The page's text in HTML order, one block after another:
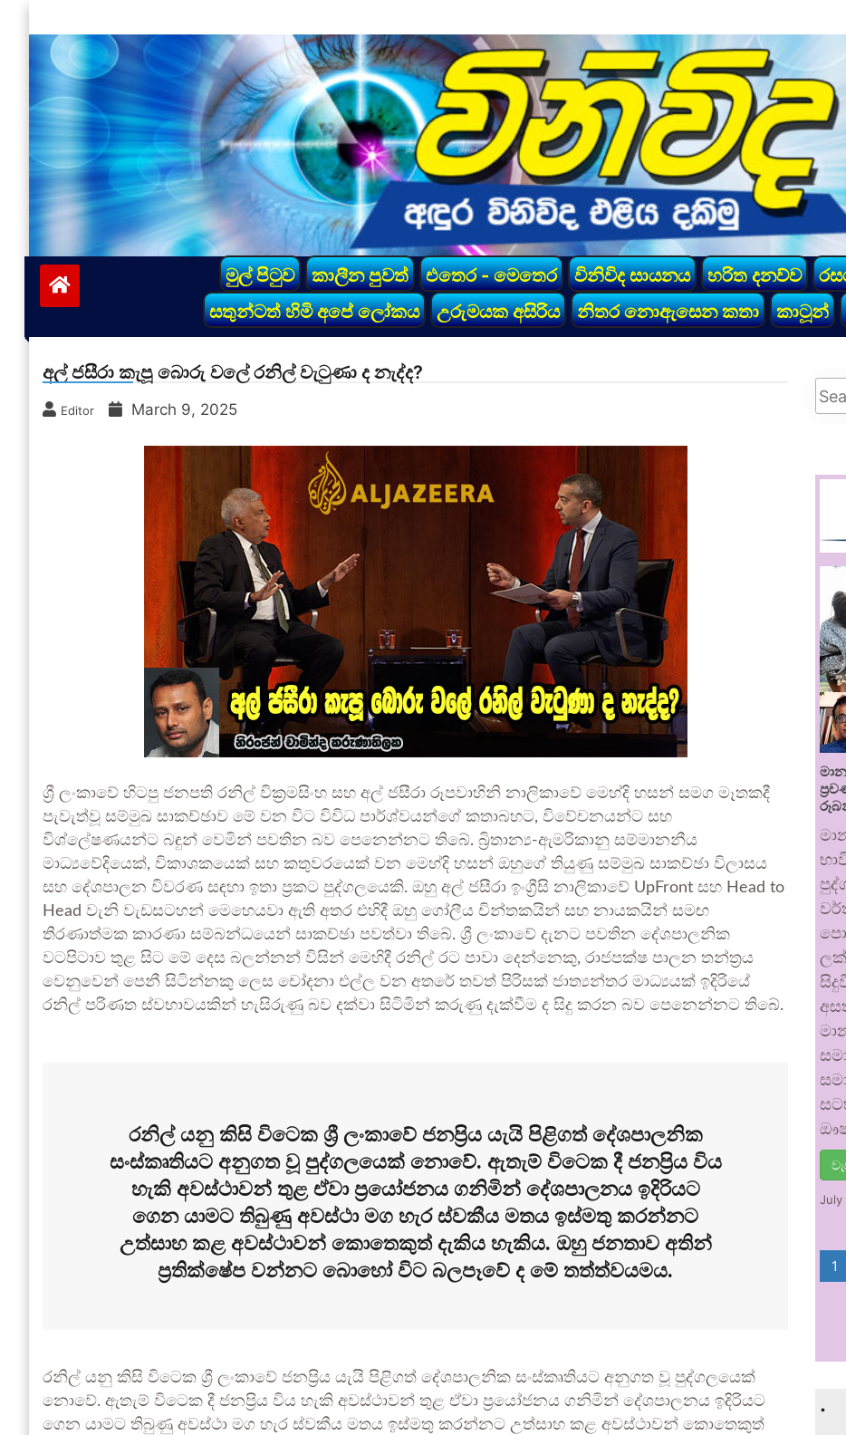
to
content
vinivida.lk
මුල් පිටුව කාලීන පුවත් එතෙර - මෙතෙර විනිවිද සායනය හරිත දනව්ව
සතුන්ටත් හිමි අපේ ලෝකය
උරුමයක අසිරිය නිතර නොඇසෙන කතා කාටූන්
අල් ජසීරා කැපූ බොරු වලේ රනිල් වැටුණා ද නැද්ද?
Editor March 9, 2025
ශ්‍රී ලංකාවේ හිටපු ජනපති රනිල් වික්‍රමසිංහ සහ අල් ජසීරා රූපවාහිනි නාලිකාවේ මෙහ්දි හසන් සමග මෑතකදී
පැවැත්වූ සම්මුඛ සාකච්ඡාව මේ වන විට විවිධ පාර්ශ්වයන්ගේ කතාබහට, විවේචනයන්ට සහ
විශ්ලේෂණයන්ට බඳුන් වෙමින් පවතින බව පෙනෙන්නට තිබේ. බ්‍රිතාන්‍ය-ඇමරිකානු සම්මානනීය
මාධ්‍යවේදියෙක්, විකාශකයෙක් සහ කතුවරයෙක් වන මෙහ්දි හසන් ඔහුගේ තියුණු සම්මුඛ සාකච්ඡා විලාසය
සහ දේශපාලන විවරණ සඳහා ඉතා ප්‍රකට පුද්ගලයෙකි. ඔහු අල් ජසීරා ඉංග්‍රීසි නාලිකාවේ UpFront සහ Head to
Head වැනි වැඩසටහන් මෙහෙයවා ඇති අතර එහිදී ඔහු ගෝලීය චින්තකයින් සහ නායකයින් සමඟ
තීරණාත්මක කාරණා සම්බන්ධයෙන් සාකච්ඡා පවත්වා තිබේ. ශ්‍රී ලංකාවේ දැනට පවතින දේශපාලනික
වටපිටාව තුළ සිට මේ දෙස බලන්නන් විසින් මෙහිදී රනිල් රට පාවා දෙන්නෙකු, රාජපක්ෂ පාලන තන්ත්‍රය
වෙනුවෙන් පෙනී සිටින්නකු ලෙස චෝදනා එල්ල වන අතරේ තවත් පිරිසක් ජාත්‍යන්තර මාධ්‍යයක් ඉදිරියේ
රනිල් පරිණත ස්වභාවයකින් හැසිරුණු බව දක්වා සිටිමින් කරුණු දැක්වීම ද සිදු කරන බව පෙනෙන්නට තිබේ.
රනිල් යනු කිසි විටෙක ශ්‍රී ලංකාවේ ජනප්‍රිය යැයි පිළිගත් දේශපාලනික
සංස්කෘතියට අනුගත වූ පුද්ගලයෙක් නොවේ. ඇතැම් විටෙක දී ජනප්‍රිය විය
හැකි අවස්ථාවන් තුළ ඒවා ප්‍රයෝජනය ගනිමින් දේශපාලනය ඉදිරියට
ගෙන යාමට තිබුණු අවස්ථා මග හැර ස්වකීය මතය ඉස්මතු කරන්නට
උත්සාහ කළ අවස්ථාවන් කොතෙකුත් දැකිය හැකිය. ඔහු ජනතාව අතින්
ප්‍රතික්ෂේප වන්නට බොහෝ විට බලපෑවේ ද මේ තත්ත්වයමය.
රනිල් යනු කිසි විටෙක ශ්‍රී ලංකාවේ ජනප්‍රිය යැයි පිළිගත් දේශපාලනික සංස්කෘතියට අනුගත වූ පුද්ගලයෙක්
නොවේ. ඇතැම් විටෙක දී ජනප්‍රිය විය හැකි අවස්ථාවන් තුළ ඒවා ප්‍රයෝජනය ගනිමින් දේශපාලනය ඉදිරියට
ගෙන යාමට තිබුණු අවස්ථා මග හැර ස්වකීය මතය ඉස්මතු කරන්නට උත්සාහ කළ අවස්ථාවන් කොතෙකුත්
July
1
.